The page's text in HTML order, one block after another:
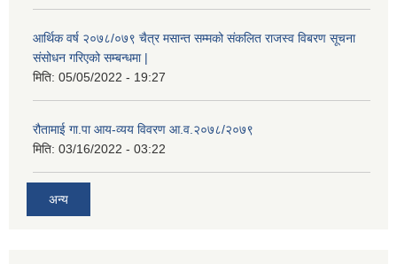
आर्थिक वर्ष २०७८/०७९ चैत्र मसान्त सम्मको संकलित राजस्व विबरण सूचना
संसोधन गरिएको सम्बन्धमा |
मिति: 05/05/2022 - 19:27
रौतामाई गा.पा आय-व्यय विवरण आ.व.२०७८/२०७९
मिति: 03/16/2022 - 03:22
अन्य